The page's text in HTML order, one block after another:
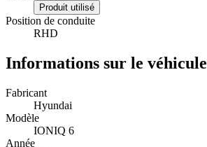
Produit utilisé
Position de conduite
RHD
Informations sur le véhicule
Fabricant
Hyundai
Modèle
IONIQ 6
Année